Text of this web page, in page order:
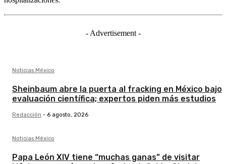
- Advertisement -
Noticias México
Sheinbaum abre la puerta al fracking en México bajo
evaluación científica; expertos piden más estudios
Redacción - 6 agosto, 2026
Noticias México
Papa León XIV tiene “muchas ganas” de visitar